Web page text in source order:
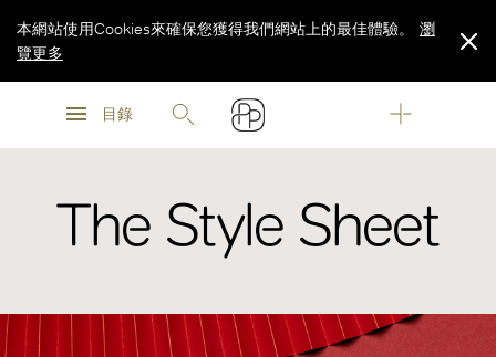
瀏
目錄
本網站使用Cookies來確保您獲得我們網站上的最佳體驗。
瀏
覽更多
The Style Sheet